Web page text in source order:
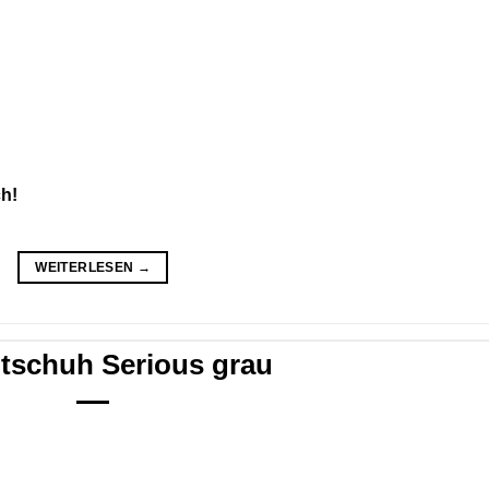
WEITERLESEN →
Serious grau